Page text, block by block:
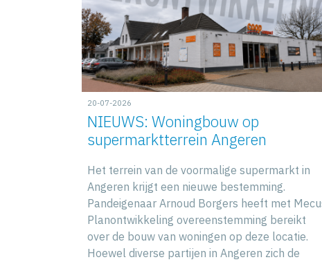
20-07-2026
NIEUWS: Woningbouw op
supermarktterrein Angeren
Het terrein van de voormalige supermarkt in
Angeren krijgt een nieuwe bestemming.
Pandeigenaar Arnoud Borgers heeft met
Planontwikkeling overeenstemming bereikt
over de bouw van woningen op deze locatie.
Hoewel diverse partijen in Angeren zich de